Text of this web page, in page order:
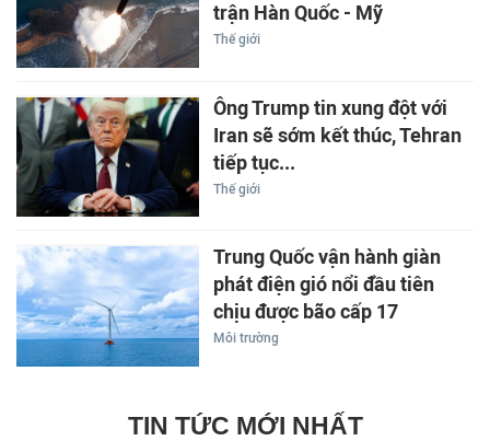
trận Hàn Quốc - Mỹ
Thế giới
Ông Trump tin xung đột với
Iran sẽ sớm kết thúc, Tehran
tiếp tục...
Thế giới
Trung Quốc vận hành giàn
phát điện gió nổi đầu tiên
chịu được bão cấp 17
Môi trường
TIN TỨC MỚI NHẤT